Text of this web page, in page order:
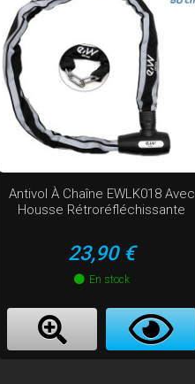
Antivol À Chaîne EWLK018 Avec
Housse Rétroréfléchissante
Prix
23,90 €
En stock